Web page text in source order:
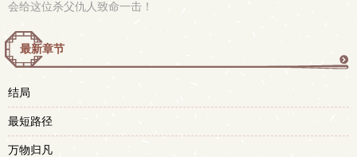
会给这位杀父仇人致命一击！
最新章节
结局
最短路径
万物归凡